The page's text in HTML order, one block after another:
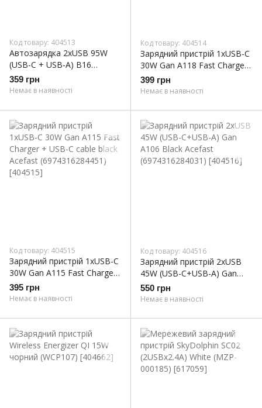
Код товару: 404513
Автозарядка 2xUSB 95W
(USB-C + USB-A) B16
Acefast (6974316284970)
359 грн
Немає в наявності
Код товару: 404514
Зарядний пристрій 1xUSB-C
30W Gan A118 Fast Charger
+ USB-C cable black Acefast
(6974316285175)
399 грн
Немає в наявності
Код товару: 404515
Зарядний пристрій 1xUSB-C
30W Gan A115 Fast Charger
+ USB-C cable black Acefast
(6974316284451)
395 грн
Немає в наявності
Код товару: 404516
Зарядний пристрій 2xUSB
45W (USB-C+USB-A) Gan
A106 Black Acefast
(6974316284031)
550 грн
Немає в наявності